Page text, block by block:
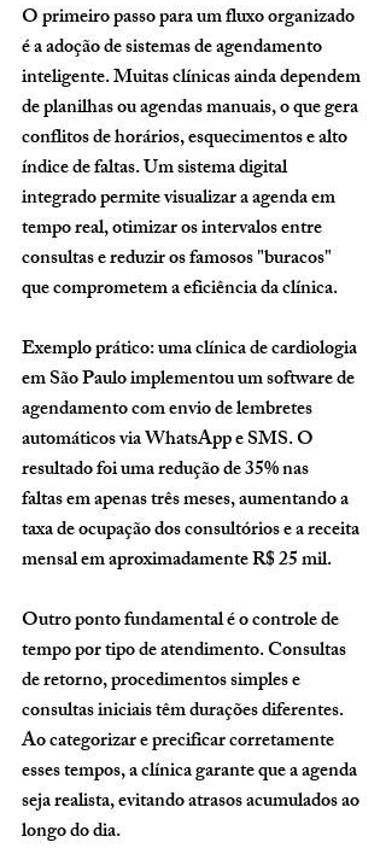
O primeiro passo para um fluxo organizado
é a adoção de sistemas de agendamento
inteligente. Muitas clínicas ainda dependem
de planilhas ou agendas manuais, o que gera
conflitos de horários, esquecimentos e alto
índice de faltas. Um sistema digital
integrado permite visualizar a agenda em
tempo real, otimizar os intervalos entre
consultas e reduzir os famosos "buracos"
que comprometem a eficiência da clínica.
Exemplo prático: uma clínica de cardiologia
em São Paulo implementou um software de
agendamento com envio de lembretes
automáticos via WhatsApp e SMS. O
resultado foi uma redução de 35% nas
faltas em apenas três meses, aumentando a
taxa de ocupação dos consultórios e a receita
mensal em aproximadamente R$ 25 mil.
Outro ponto fundamental é o controle de
tempo por tipo de atendimento. Consultas
de retorno, procedimentos simples e
consultas iniciais têm durações diferentes.
Ao categorizar e precificar corretamente
esses tempos, a clínica garante que a agenda
seja realista, evitando atrasos acumulados ao
longo do dia.